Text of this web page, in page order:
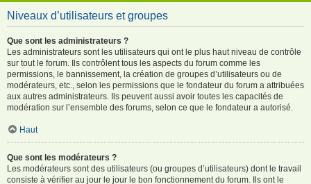
Niveaux d’utilisateurs et groupes
Que sont les administrateurs ?
Les administrateurs sont les utilisateurs qui ont le plus haut niveau de contrôle
sur tout le forum. Ils contrôlent tous les aspects du forum comme les
permissions, le bannissement, la création de groupes d’utilisateurs ou de
modérateurs, etc., selon les permissions que le fondateur du forum a attribuées
aux autres administrateurs. Ils peuvent aussi avoir toutes les capacités de
modération sur l’ensemble des forums, selon ce que le fondateur a autorisé.
Haut
Que sont les modérateurs ?
Les modérateurs sont des utilisateurs (ou groupes d’utilisateurs) dont le travail
consiste à vérifier au jour le jour le bon fonctionnement du forum. Ils ont le